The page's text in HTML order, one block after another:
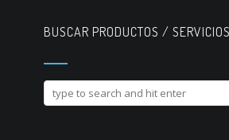
BUSCAR PRODUCTOS / SERVICIOS